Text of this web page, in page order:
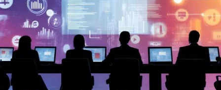
Brugg
Brugg AG
Brütten
Bubendorf
Bubikon
Burgdorf